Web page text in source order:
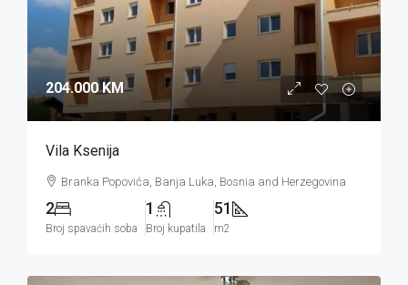
204.000 KM
Vila Ksenija
Branka Popovića, Banja Luka, Bosnia and Herzegovina
2
Broj spavaćih soba
1
Broj kupatila
51
m2